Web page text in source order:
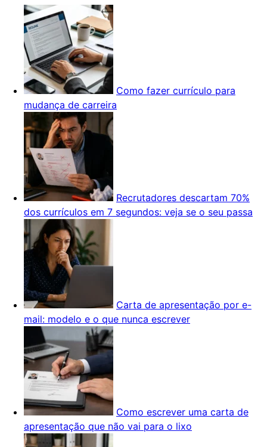
Como fazer currículo para
mudança de carreira
Recrutadores descartam 70%
dos currículos em 7 segundos: veja se o seu passa
Carta de apresentação por e-
mail: modelo e o que nunca escrever
Como escrever uma carta de
apresentação que não vai para o lixo